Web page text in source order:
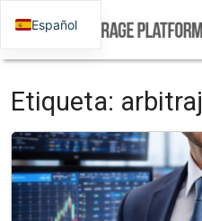
Etiqueta:
Español